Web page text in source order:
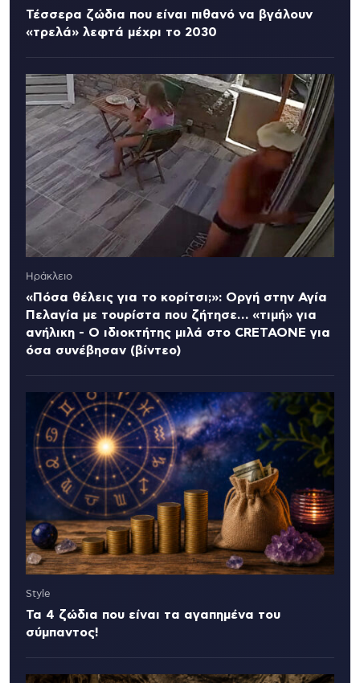
Τέσσερα ζώδια που είναι πιθανό να βγάλουν
«τρελά» λεφτά μέχρι το 2030
Ηράκλειο
«Πόσα θέλεις για το κορίτσι;»: Οργή στην Αγία
Πελαγία με τουρίστα που ζήτησε… «τιμή» για
ανήλικη - Ο ιδιοκτήτης μιλά στο CRETAONE για
όσα συνέβησαν (βίντεο)
Style
Τα 4 ζώδια που είναι τα αγαπημένα του
σύμπαντος!